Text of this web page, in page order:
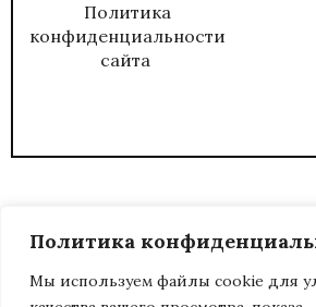
Политика
Мы используем файлы cookie для
Политика
конфиденциальности
сайта